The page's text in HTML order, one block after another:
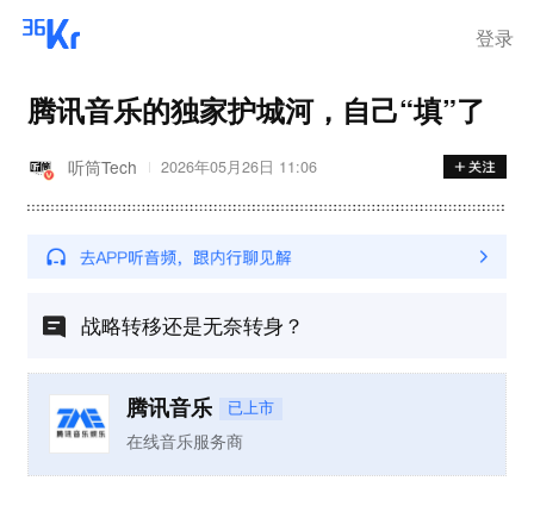
登录
腾讯音乐的独家护城河，自己“填”了
听筒Tech 2026年05月26日 11:06
战略转移还是无奈转身？
腾讯音乐 已上市
在线音乐服务商